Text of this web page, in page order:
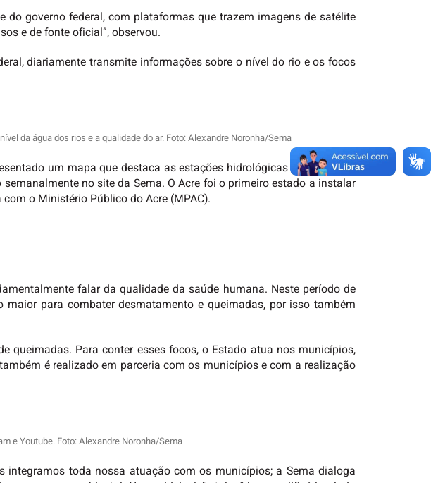
do governo federal, com plataformas que trazem imagens de satélite
e de fonte oficial”, observou.
diariamente transmite informações sobre o nível do rio e os focos
da água dos rios e a qualidade do ar. Foto: Alexandre Noronha/Sema
um mapa que destaca as estações hidrológicas destinadas a
no site da Sema. O Acre foi o primeiro estado a instalar
o Ministério Público do Acre (MPAC).
falar da qualidade da saúde humana. Neste período de
para combater desmatamento e queimadas, por isso também
Para conter esses focos, o Estado atua nos municípios,
é realizado em parceria com os municípios e com a realização
e Youtube. Foto: Alexandre Noronha/Sema
toda nossa atuação com os municípios; a Sema dialoga